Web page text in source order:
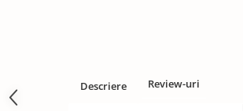
Descriere Review-uri